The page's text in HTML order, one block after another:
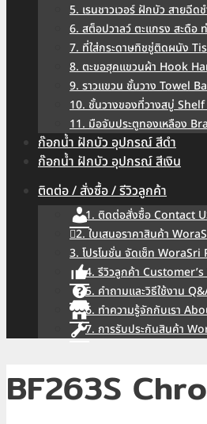
5. เรนชาวเวอร์ ฝักบัว สายฉี
6. สต็อปวาลว์ ตะแกรง สะดือ
7. ที่ใส่กระดาษทิชชู่ติดผนัง
8. ตะขอฮุคแขวนผ้า Hook
9. ราวแขวน ชั้นวาง Towel
10. ชั้นวางของที่วางสบู่
11. มือจับประตูทองเหลือง
ก๊อกน้ำ ฝักบัว อุปกรณ์ สีดำ
ก๊อกน้ำ ฝักบัว อุปกรณ์ สีเงิน
ติดต่อ / สั่งซื้อ / รีวิวลูกค้า
1. ติดต่อสั่งซื้อ Contact
2. ใบเสนอราคาสินค้า
3. โปรโมชั่น จัดเซ็ท
4. รีวิวลูกค้า
5. คำถามและวิธีใช้งาน
6. ทำความรู้จักกับเรา
7. การรับประกันสินค้า
BF263S